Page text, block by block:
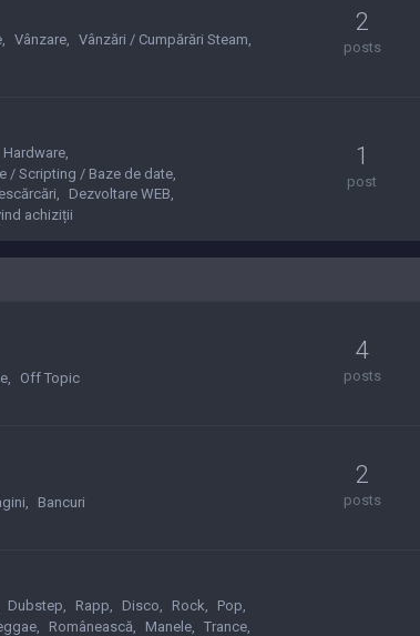
Vânzare
Vânzări / Cumpărări Steam
2
posts
Hardware
/ Scripting / Baze de date
Dezvoltare WEB
achiziții
1
post
Off Topic
4
posts
Bancuri
2
posts
Dubstep Rapp Disco Rock
Pop
Românească Manele
Trance